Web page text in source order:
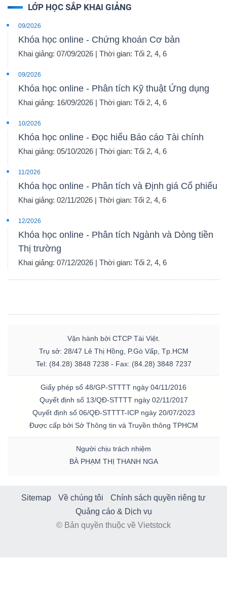
LỚP HỌC SẮP KHAI GIẢNG
09/2026
Khóa học online - Chứng khoán Cơ bản
Khai giảng: 07/09/2026 | Thời gian: Tối 2, 4, 6
09/2026
Khóa học online - Phân tích Kỹ thuật Ứng dụng
Khai giảng: 16/09/2026 | Thời gian: Tối 2, 4, 6
10/2026
Khóa học online - Đọc hiểu Báo cáo Tài chính
Khai giảng: 05/10/2026 | Thời gian: Tối 2, 4, 6
11/2026
Khóa học online - Phân tích và Định giá Cổ phiếu
Khai giảng: 02/11/2026 | Thời gian: Tối 2, 4, 6
12/2026
Khóa học online - Phân tích Ngành và Dòng tiền
Thị trường
Khai giảng: 07/12/2026 | Thời gian: Tối 2, 4, 6
Vận hành bởi CTCP Tài Việt.
Trụ sở: 28/47 Lê Thị Hồng, P.Gò Vấp, Tp.HCM
Tel: (84.28) 3848 7238 - Fax: (84.28) 3848 7237
Giấy phép số 48/GP-STTTT ngày 04/11/2016
Quyết định số 13/QĐ-STTTT ngày 02/11/2017
Quyết định số 06/QĐ-STTTT-ICP ngày 20/07/2023
Được cấp bởi Sở Thông tin và Truyền thông TPHCM
Người chịu trách nhiệm
BÀ PHẠM THỊ THANH NGA
Sitemap Về chúng tôi
Chính sách quyền riêng tư
Quảng cáo & Dịch vụ
© Bản quyền thuộc về Vietstock